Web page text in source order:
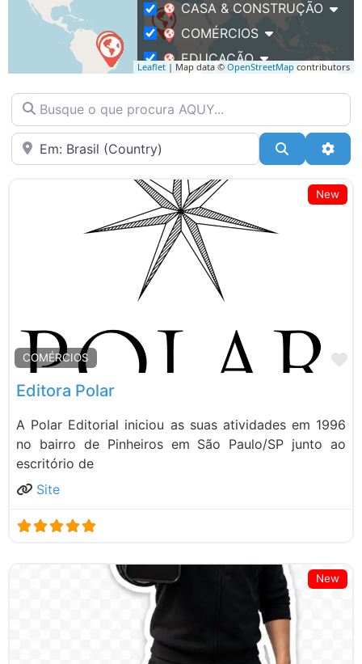
Leaflet | Map data © OpenStreetMap contributors
CASA & CONSTRUÇÃO
COMÉRCIOS
EDUCAÇÃO
FITNESS / BEM-ESTAR
IMÓVEIS
SERVIÇOS
TECNOLOGIA
TRANSPORTE & LOGÍSTICA
Busque o que procura AQUY…
Bairro
Pesquisar
New
COMÉRCIOS
Editora Polar
A Polar Editorial iniciou as suas atividades em 1996
no bairro de Pinheiros em São Paulo/SP junto ao
escritório de
Site
New